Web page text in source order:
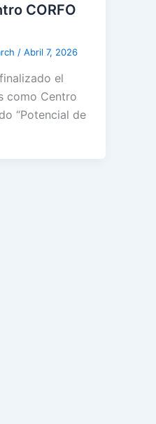
CORFO
/Abril 7, 2026
el
como Centro
“Potencial de